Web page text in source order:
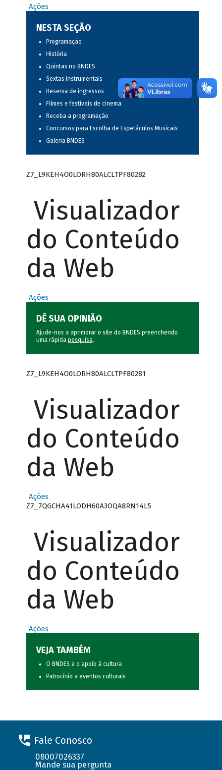
Ações
NESTA SEÇÃO
Programação
História
Quintas no BNDES
Sextas instrumentais
Reserva de ingressos
Filmes e festivais de cinema
Receba a programação
Concursos para Escolha de Espetáculos Musicais
Galeria BNDES
Z7_L9KEH4O0LORH80ALCLTPF80282
Visualizador
do Conteúdo
da Web
Ações
DÊ SUA OPINIÃO
Ajude-nos a aprimorar o site do BNDES preenchendo
uma rápida pesquisa.
Z7_L9KEH4O0LORH80ALCLTPF80281
Visualizador
do Conteúdo
da Web
Ações
Z7_7QGCHA41LODH60A3OQA8RN14L5
Visualizador
do Conteúdo
da Web
Ações
VEJA TAMBÉM
O BNDES e o apoio à cultura
Patrocínio a eventos culturais
Fale Conosco
08007026337
Mande sua pergunta